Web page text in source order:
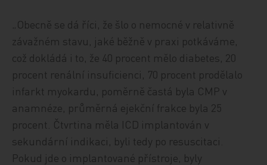
„Obecně se dá říci, že šlo o nemocné v relativně
závažném stavu, jaké běžně v praxi potkáváme,
což dokládá i to, že 40 procent mělo diabetes, 20
procent renální insuficienci, 70 procent prodělalo
infarkt myokardu, poměrně častá byla CMP v
anamnéze, průměrná ejekční frakce byla 25
procent. Čtvrtina měla ICD implantován v
sekundární indikaci, byli tedy po resuscitaci.
Pokud jde o implantované přístroje, byly